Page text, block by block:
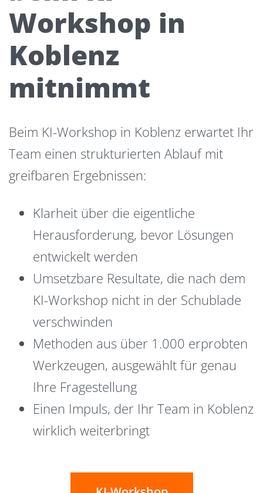
Workshop in
Koblenz
mitnimmt
Beim KI-Workshop in Koblenz erwartet Ihr
Team einen strukturierten Ablauf mit
greifbaren Ergebnissen:
Klarheit über die eigentliche
Herausforderung, bevor Lösungen
entwickelt werden
Umsetzbare Resultate, die nach dem
KI-Workshop nicht in der Schublade
verschwinden
Methoden aus über 1.000 erprobten
Werkzeugen, ausgewählt für genau
Ihre Fragestellung
Einen Impuls, der Ihr Team in Koblenz
wirklich weiterbringt